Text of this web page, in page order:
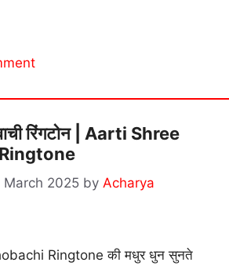
रिंगटोन | Aarti Shree
March 2025 by Acharya
Ringtone की मधुर धुन सुनते